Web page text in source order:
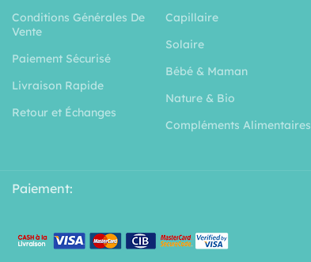
Conditions Générales De
Vente
Paiement Sécurisé
Livraison Rapide
Retour et Échanges
Capillaire
Solaire
Bébé & Maman
Nature & Bio
Compléments Alimentaires
Paiement: